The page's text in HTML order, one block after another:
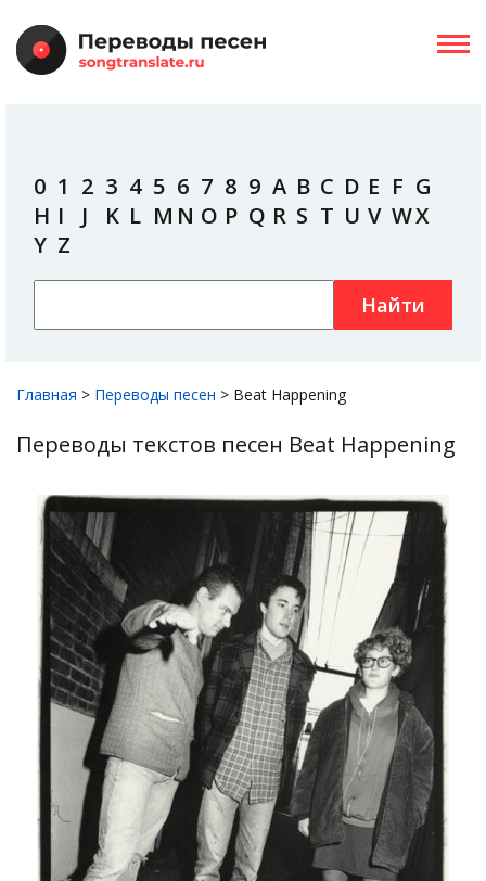
0 1 2 3 4 5 6 7 8 9 A B C D E F G
H I J K L M N O P Q R S T U V WX
Y Z
Найти
Главная > Переводы песен > Beat Happening
Переводы текстов песен Beat Happening